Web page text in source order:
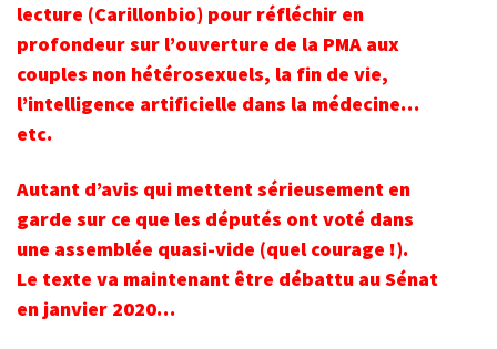
lecture (Carillonbio) pour réfléchir en
profondeur sur l’ouverture de la PMA aux
couples non hétérosexuels, la fin de vie,
l’intelligence artificielle dans la médecine…
etc.
Autant d’avis qui mettent sérieusement en
garde sur ce que les députés ont voté dans
une assemblée quasi-vide (quel courage !).
Le texte va maintenant être débattu au Sénat
en janvier 2020…